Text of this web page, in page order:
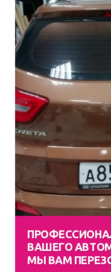
ВАШЕГО
МЫ ВАМ